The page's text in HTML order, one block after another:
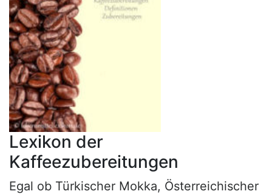
Lexikon der
Kaffeezubereitungen
Egal ob Türkischer Mokka, Österreichischer